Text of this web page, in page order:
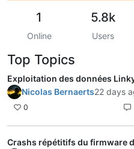
1
Online
5.8k
Users
Top Topics
Exploitation des données
Nicolas Bernaerts22 days
0
Crashs répétitifs du firmware